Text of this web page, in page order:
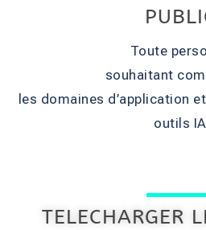
Toute
souhaitant
les domaines d’application
outils IA
TELECHARGER